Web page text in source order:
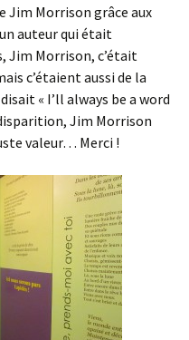
Morrison grâce aux
auteur qui était
Jim Morrison, c’était
c’étaient aussi de la
« I’ll always be a word
Jim Morrison
valeur… Merci !